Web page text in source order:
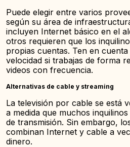
Puede elegir entre varios
según su área de
incluyen Internet básico en el
otros requieren que los
propias cuentas. Ten en
velocidad si trabajas de forma
videos con frecuencia.
Alternativas de cable y streaming
La televisión por cable se está
a medida que muchos
de transmisión. Sin embargo,
combinan Internet y cable a
dinero.